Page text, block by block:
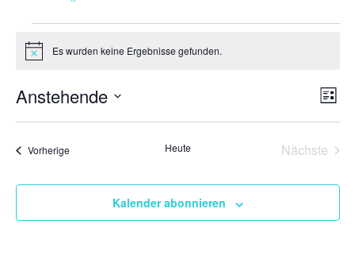
HinweisEs wurden keine Ergebnisse gefunden.
Liste
Anstehende
VorherigeVeranstaltungen Heute
Nächste
Kalender abonnieren